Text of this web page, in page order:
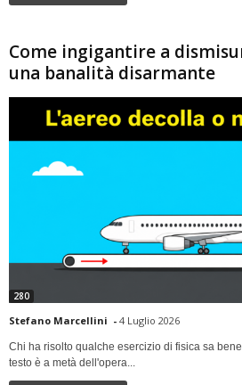
Come ingigantire a
una banalità disarmante
280
Stefano Marcellini - 4 Luglio 2026
Chi ha risolto qualche esercizio di fisica sa
testo è a metà dell'opera...